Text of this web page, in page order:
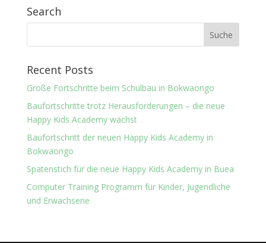
Search
Recent Posts
Große Fortschritte beim Schulbau in Bokwaongo
Baufortschritte trotz Herausforderungen – die neue
Happy Kids Academy wächst
Baufortschritt der neuen Happy Kids Academy in
Bokwaongo
Spatenstich für die neue Happy Kids Academy in Buea
Computer Training Programm für Kinder, Jugendliche
und Erwachsene